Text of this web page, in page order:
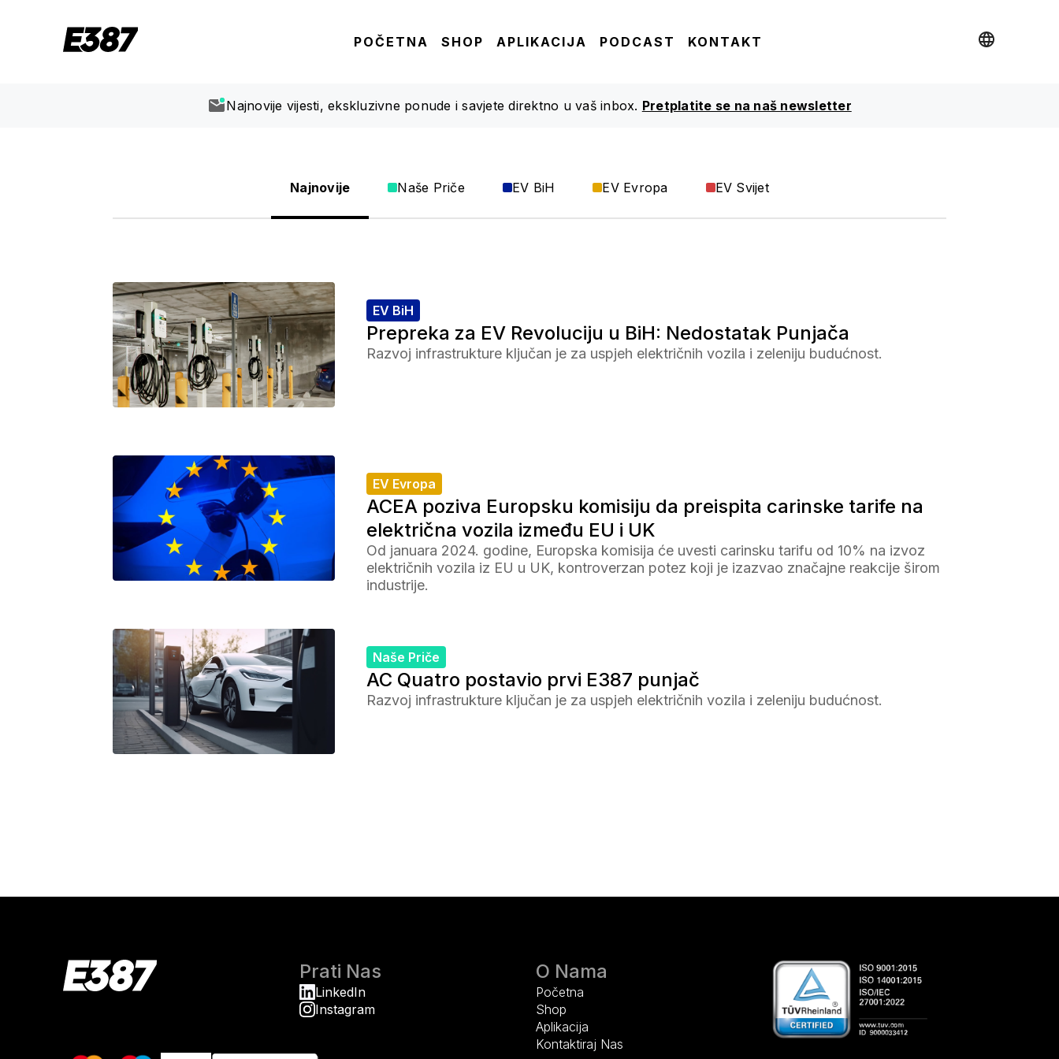
POČETNA SHOP APLIKACIJA PODCAST KONTAKT
Najnovije vijesti, ekskluzivne ponude i savjete direktno u vaš inbox. Pretplatite se na naš newsletter
Najnovije Naše Priče EV BiH EV Evropa EV Svijet
EV BiH
Prepreka za EV Revoluciju u BiH: Nedostatak Punjača
Razvoj infrastrukture ključan je za uspjeh električnih vozila i zeleniju budućnost.
EV Evropa
ACEA poziva Europsku komisiju da preispita carinske tarife na
električna vozila između EU i UK
Od januara 2024. godine, Europska komisija će uvesti carinsku tarifu od 10% na izvoz
električnih vozila iz EU u UK, kontroverzan potez koji je izazvao značajne reakcije širom
industrije.
Naše Priče
AC Quatro postavio prvi E387 punjač
Razvoj infrastrukture ključan je za uspjeh električnih vozila i zeleniju budućnost.
Prati Nas
LinkedIn
Instagram
O Nama
Početna
Shop
Aplikacija
Kontaktiraj Nas